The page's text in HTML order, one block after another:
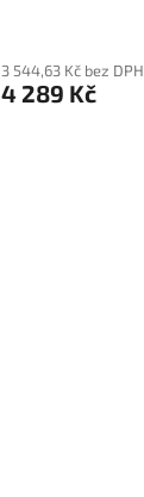
3 544,63 Kč bez DPH
4 289 Kč